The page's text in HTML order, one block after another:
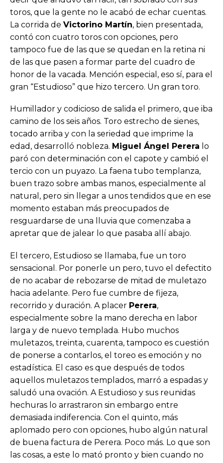
toros, que la gente no le acabó de echar cuentas.
La corrida de Victorino Martín, bien presentada,
contó con cuatro toros con opciones, pero
tampoco fue de las que se quedan en la retina ni
de las que pasen a formar parte del cuadro de
honor de la vacada. Mención especial, eso sí, para el
gran “Estudioso” que hizo tercero. Un gran toro.
Humillador y codicioso de salida el primero, que iba
camino de los seis años. Toro estrecho de sienes,
tocado arriba y con la seriedad que imprime la
edad, desarrolló nobleza. Miguel Ángel Perera lo
paró con determinación con el capote y cambió el
tercio con un puyazo. La faena tubo templanza,
buen trazo sobre ambas manos, especialmente al
natural, pero sin llegar a unos tendidos que en ese
momento estaban más preocupados de
resguardarse de una lluvia que comenzaba a
apretar que de jalear lo que pasaba allí abajo.
El tercero, Estudioso se llamaba, fue un toro
sensacional. Por ponerle un pero, tuvo el defectito
de no acabar de rebozarse de mitad de muletazo
hacia adelante. Pero fue cumbre de fijeza,
recorrido y duración. A placer Perera,
especialmente sobre la mano derecha en labor
larga y de nuevo templada. Hubo muchos
muletazos, treinta, cuarenta, tampoco es cuestión
de ponerse a contarlos, el toreo es emoción y no
estadística. El caso es que después de todos
aquellos muletazos templados, marró a espadas y
saludó una ovación. A Estudioso y sus reunidas
hechuras lo arrastraron sin embargo entre
demasiada indiferencia. Con el quinto, más
aplomado pero con opciones, hubo algún natural
de buena factura de Perera. Poco más. Lo que son
las cosas, a este lo mató pronto y bien cuando no